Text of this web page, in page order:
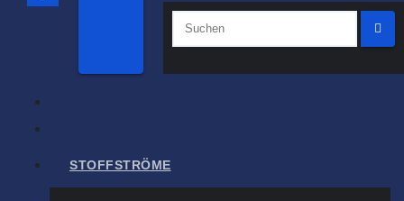
STOFFSTRÖME